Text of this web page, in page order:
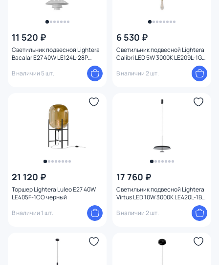
11 520 ₽
Светильник подвесной Lightera
Bacalar E27 40W LE124L-28P
В наличии 5 шт.
6 530 ₽
Светильник подвесной Lightera
Calibri LED 5W 3000К LE209L-1G
В наличии 2 шт.
21 120 ₽
Торшер Lightera Luleo E27 40W
LE405F-1CO черный
В наличии 1 шт.
17 760 ₽
Светильник подвесной Lightera
Virtus LED 10W 3000К LE420L-1B
В наличии 2 шт.